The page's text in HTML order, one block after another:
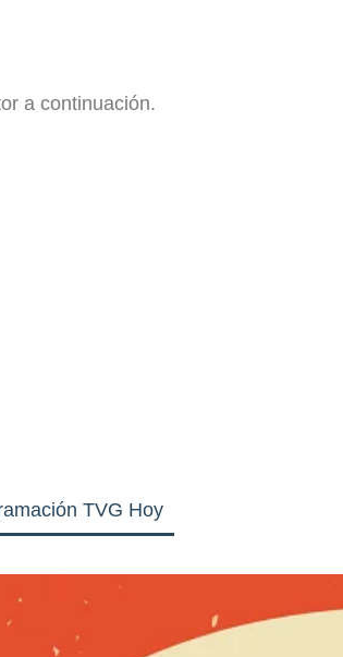
a continuación.
TVG Hoy